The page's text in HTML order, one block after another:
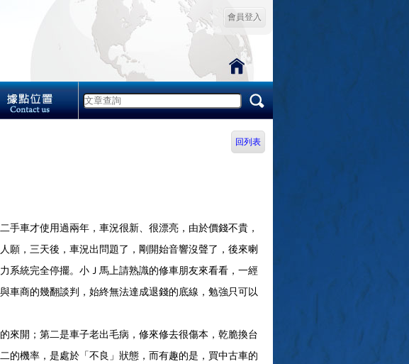
會員登入
回列表
車才使用過兩年，車況很新、很漂亮，由於價錢不貴，
願，三天後，車況出問題了，剛開始音響沒聲了，後來喇
系統完全停擺。小Ｊ馬上請熟識的修車朋友來看看，一經
商的幾翻談判，始終無法達成退錢的底線，勉強只可以
開；第二是車子老出毛病，修來修去很傷本，乾脆換台
的機率，是處於「不良」狀態，而有趣的是，買中古車的